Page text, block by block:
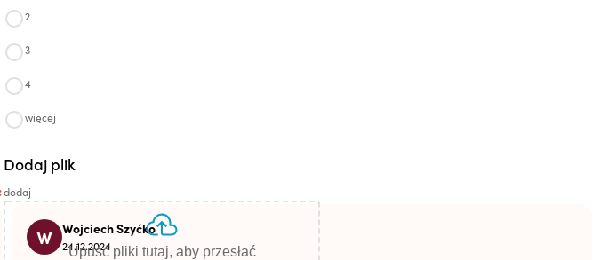
W Wojciech Szyćko
24.12.2024
2
3
4
więcej
Dodaj plik
dodaj
Upuść pliki tutaj, aby przesłać